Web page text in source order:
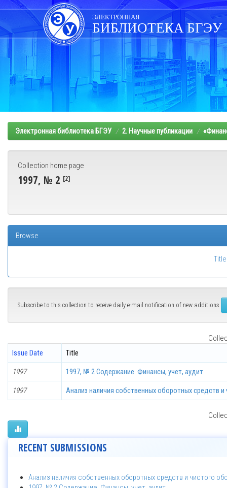
Skip
navigation
ЭЛЕКТРОННАЯ
БИБЛИОТЕКА БГЭУ
Электронная библиотека БГЭУ 2. Научные публикации
Collection home page
1997, № 2 [2]
Browse
Title
Subscribe to this collection to receive daily e-mail notification of new additions
Issue Date
Title
1997 1997, № 2 Содержание. Финансы, учет, аудит
1997 Анализ наличия собственных оборотных средств
RECENT SUBMISSIONS
Анализ наличия собственных оборотных средств и чистого